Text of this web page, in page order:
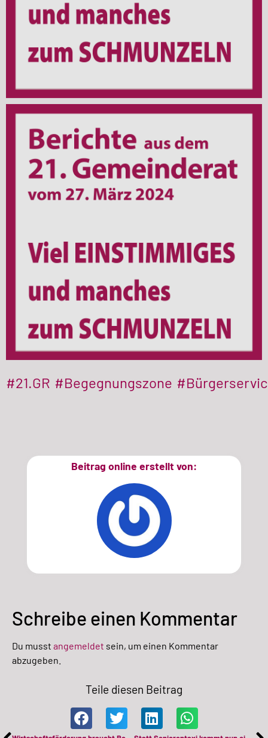
#21.GR #Begegnungszone
Schreibe einen Kommentar
Du musst angemeldet sein, um einen Kommentar
abzugeben.
Beitrag online erstellt von:
Teile diesen Beitrag